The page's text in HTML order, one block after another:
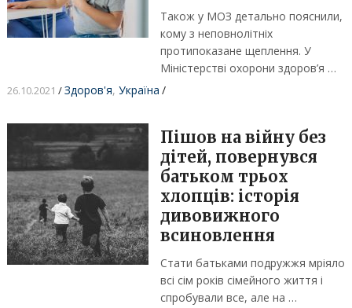
Також у МОЗ детально пояснили,
кому з неповнолітніх
протипоказане щеплення. У
Міністерстві охорони здоров’я …
26.10.2021 /Здоров'я, Україна /
Пішов на війну без
дітей, повернувся
батьком трьох
хлопців: історія
дивовижного
всиновлення
Стати батьками подружжя мріяло
всі сім років сімейного життя і
спробували все, але на …